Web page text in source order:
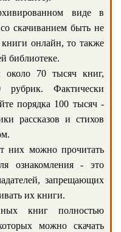
виде в
скачиванием быть не
онлайн, то также
библиотеке.
70 тысяч книг,
Фактически
порядка 100 тысяч -
рассказов и стихов
них можно прочитать
ознакомления - это
запрещающих
их книги.
книг полностью
можно скачать